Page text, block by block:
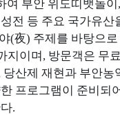
여 부안 위도띠뱃놀
전 등 주요 국가유
(夜) 주제를 바탕으
지이며, 방문객은 무
산제 재현과 부안
프로그램이 준비되
.